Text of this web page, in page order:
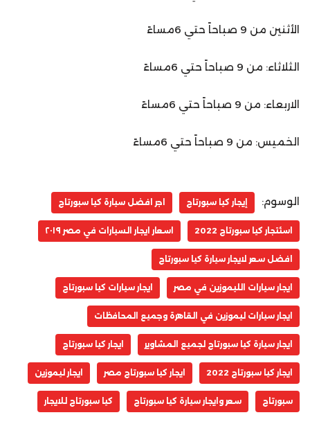
الأثنين من 9 صباحاً حتي 6مساءً
الثلاثاء: من 9 صباحاً حتي 6مساءً
الاربعاء: من 9 صباحاً حتي 6مساءً
الخميس: من 9 صباحاً حتي 6مساءً
الوسوم: إيجار كيا سبورتاج اجر افضل سيارة كيا سبورتاج
اسئتجار كيا سبورتاج 2022 اسعار ايجار السيارات في مصر ٢٠١٩
افضل سعر لايجار سيارة كيا سبورتاج
ايجار سيارات الليموزين في مصر ايجار سيارات كيا سبورتاج
ايجار سيارات ليموزين في القاهرة وجميع المحافظات
ايجار سيارة كيا سبورتاج لجميع المشاوير ايجار كيا سبورتاج
ايجار كيا سبورتاج 2022 ايجار كيا سبورتاج مصر ايجار ليموزين
سبورتاج سعر وايجار سيارة كيا سبورتاج كيا سبورتاج للايجار